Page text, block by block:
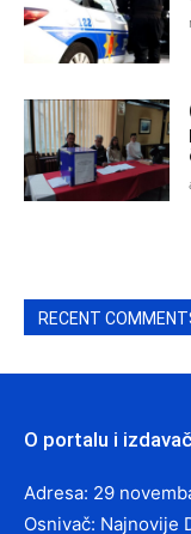
RECENT
O portalu i
Adresa: 29
Osnivač: Najnovije